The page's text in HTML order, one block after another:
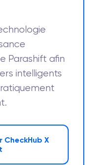
Parashift afin
intelligents
CheckHub X